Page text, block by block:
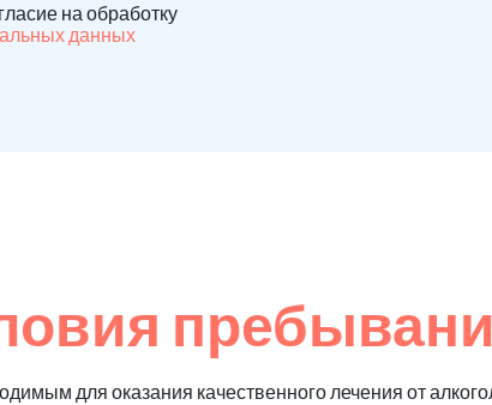
на обработку
данных
для оказания качественного лечения от